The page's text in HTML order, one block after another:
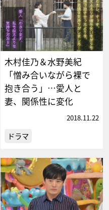
木村佳乃＆水野美紀
「憎み合いながら裸で
抱き合う」…愛人と
妻、関係性に変化
2018.11.22
ドラマ